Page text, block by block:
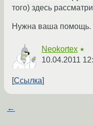
того) здесь
Нужна ваша помощь.
Neokortex ★
10.04.2011
Ссылка
←